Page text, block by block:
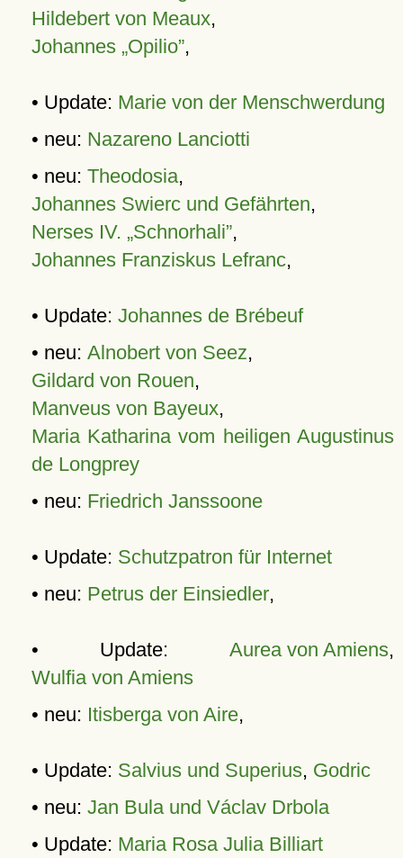
Hildebert von Meaux,
Johannes „Opilio”,
• Update: Marie von der Menschwerdung
• neu: Nazareno Lanciotti
• neu: Theodosia,
Johannes Swierc und Gefährten,
Nerses IV. „Schnorhali”,
Johannes Franziskus Lefranc,
• Update: Johannes de Brébeuf
• neu: Alnobert von Seez,
Gildard von Rouen,
Manveus von Bayeux,
Maria Katharina vom heiligen Augustinus
de Longprey
• neu: Friedrich Janssoone
• Update: Schutzpatron für Internet
• neu: Petrus der Einsiedler,
• Update: Aurea von Amiens,
Wulfia von Amiens
• neu: Itisberga von Aire,
• Update: Salvius und Superius, Godric
• neu: Jan Bula und Václav Drbola
• Update: Maria Rosa Julia Billiart